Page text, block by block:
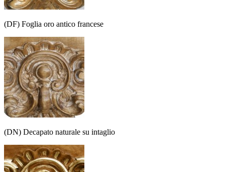
(DF) Foglia oro antico francese
(DN) Decapato naturale su intaglio